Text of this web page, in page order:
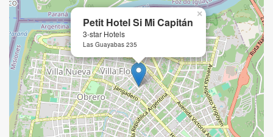
Petit Hotel Si Mi Capitán
3-star Hotels
Las Guayabas 235
×